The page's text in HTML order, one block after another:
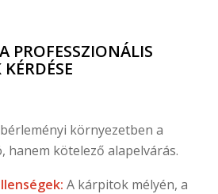
PROFESSZIONÁLIS
környezetben a
hanem kötelező alapelvárás.
A kárpitok mélyén, a